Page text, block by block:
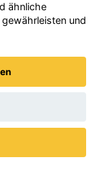
ähnliche
und